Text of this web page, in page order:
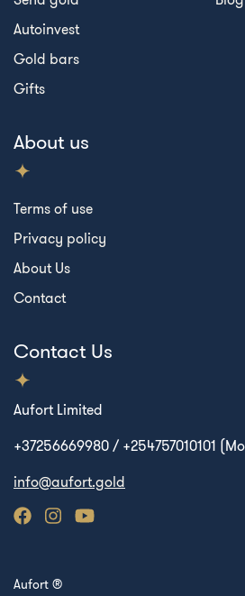
Autoinvest
Gold bars
Gifts
About us
Terms of use
Privacy policy
About Us
Contact
Contact Us
Aufort Limited
+37256669980 / +254757010101
info@aufort.gold
Aufort ®